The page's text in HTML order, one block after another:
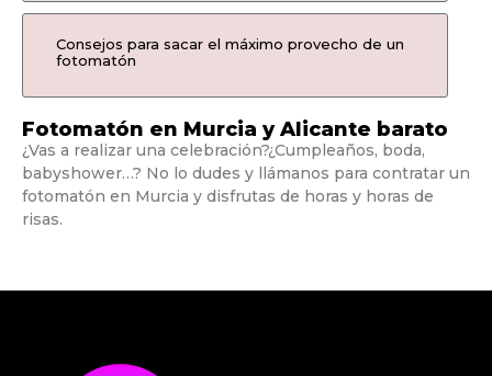
Consejos para sacar el máximo provecho de un
fotomatón
Fotomatón en Murcia y Alicante barato
¿Vas a realizar una celebración?¿Cumpleaños, boda,
babyshower…? No lo dudes y llámanos para contratar un
fotomatón en Murcia y disfrutas de horas y horas de
risas.